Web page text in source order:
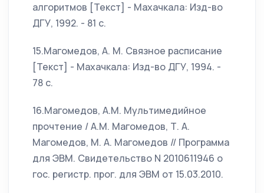
алгоритмов [Текст] - Махачкала: Изд-во
ДГУ, 1992. - 81 с.
15.Магомедов, А. М. Связное расписание
[Текст] - Махачкала: Изд-во ДГУ, 1994. -
78 с.
16.Магомедов, А.М. Мультимедийное
прочтение / А.М. Магомедов, Т. А.
Магомедов, М. А. Магомедов // Программа
для ЭВМ. Свидетельство N 2010611946 о
гос. регистр. прог. для ЭВМ от 15.03.2010.